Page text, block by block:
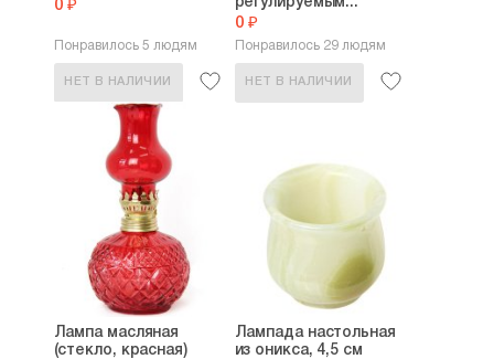
0 ₽
Понравилось 5 людям
НЕТ В НАЛИЧИИ
0 ₽
Понравилось 29 людям
НЕТ В НАЛИЧИИ
Лампа масляная
(стекло, красная)
Лампада настольная
из оникса, 4,5 см